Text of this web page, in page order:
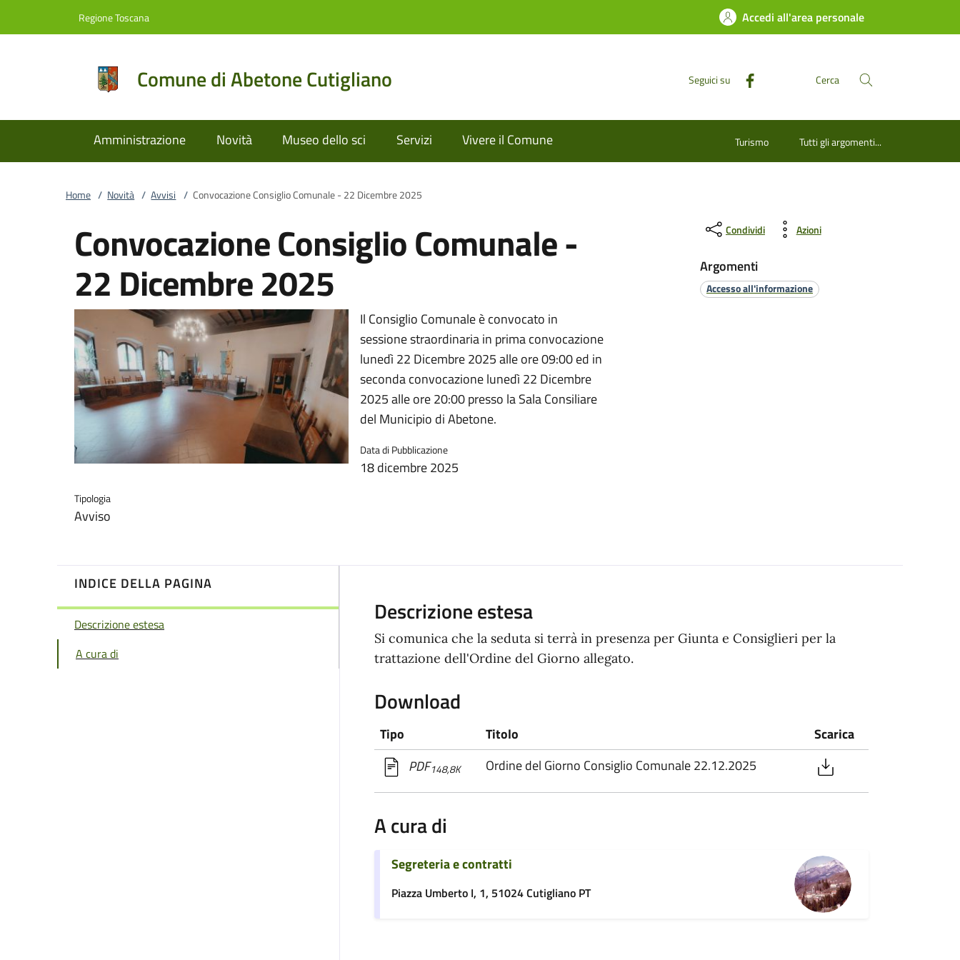
Regione Toscana Accedi all'area personale
Comune di Abetone Cutigliano Seguici su Cerca
Amministrazione Novità Museo dello sci Servizi Vivere il Comune Turismo Tutti gli argomenti...
Home / Novità / Avvisi / Convocazione Consiglio Comunale - 22 Dicembre 2025
Convocazione Consiglio Comunale -
22 Dicembre 2025
Il Consiglio Comunale è convocato in
sessione straordinaria in prima convocazione
lunedì 22 Dicembre 2025 alle ore 09:00 ed in
seconda convocazione lunedì 22 Dicembre
2025 alle ore 20:00 presso la Sala Consiliare
del Municipio di Abetone.
Data di Pubblicazione
18 dicembre 2025
Tipologia
Avviso
Condividi Azioni
Argomenti
Accesso all'informazione
INDICE DELLA PAGINA
Descrizione estesa
A cura di
Descrizione estesa
Si comunica che la seduta si terrà in presenza per Giunta e Consiglieri per la
trattazione dell'Ordine del Giorno allegato.
Download
Tipo Titolo
Scarica
PDF148,8K Ordine del Giorno Consiglio Comunale 22.12.2025
A cura di
Segreteria e contratti
Piazza Umberto I, 1, 51024 Cutigliano PT